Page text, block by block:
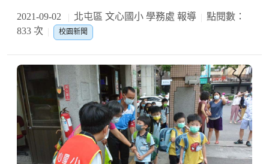
2021-09-02 北屯區 文心國小 學務處 報導
點閱數：
833 次
校園新聞